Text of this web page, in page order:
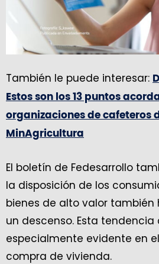
También le puede interesar:
Estos son los 13 puntos
organizaciones de cafeteros
MinAgricultura
El boletín de Fedesarrollo
la disposición de los
bienes de alto valor
un descenso. Esta tendencia
especialmente evidente en
compra de vivienda.